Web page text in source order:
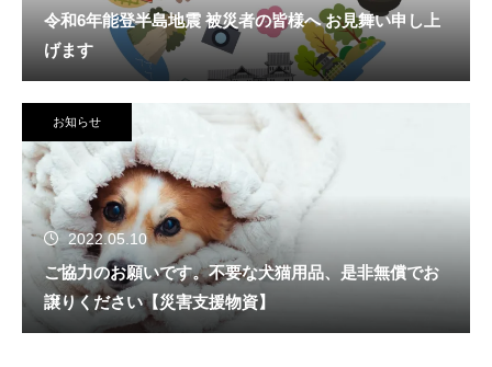
令和6年能登半島地震 被災者の皆様へ お見舞い申し上
げます
お知らせ
2022.05.10
ご協力のお願いです。不要な犬猫用品、是非無償でお
譲りください【災害支援物資】